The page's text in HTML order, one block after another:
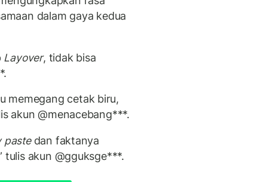
dalam gaya kedua
Layover, tidak bisa
memegang cetak biru,
akun @menacebang***.
paste dan faktanya
tulis akun @gguksge***.